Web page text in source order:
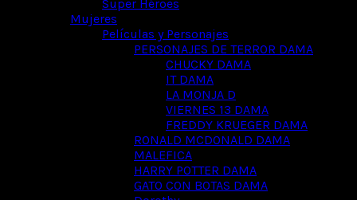
Super Héroes
Mujeres
Películas y Personajes
PERSONAJES DE TERROR DAMA
CHUCKY DAMA
IT DAMA
LA MONJA D
VIERNES 13 DAMA
FREDDY KRUEGER DAMA
RONALD MCDONALD DAMA
MALEFICA
HARRY POTTER DAMA
GATO CON BOTAS DAMA